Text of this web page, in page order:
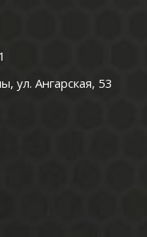
ул. Ангарская, 53